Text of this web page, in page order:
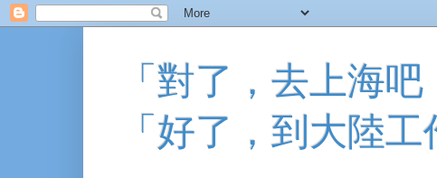
「對了，去上海
「好了，到大陸工